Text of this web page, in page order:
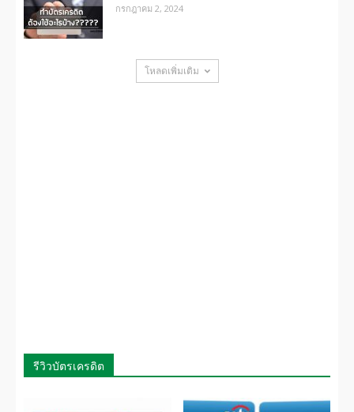
กรกฎาคม 2, 2024
โหลดเพิ่มเติม
รีวิวบัตรเครดิต